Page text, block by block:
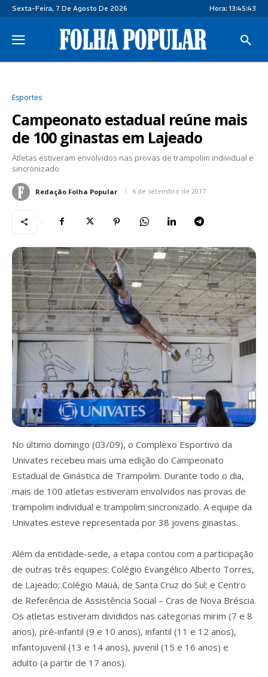
Sexta-Feira, 7 De Agosto De 2026 Hora: 13:45:43
Esportes
Campeonato estadual reúne mais
de 100 ginastas em Lajeado
Atletas estiveram envolvidos nas provas de trampolim individual e
sincronizado
Redação Folha Popular 6 de setembro de 2017
No último domingo (03/09), o Complexo Esportivo da
Univates recebeu mais uma edição do Campeonato
Estadual de Ginástica de Trampolim. Durante todo o dia,
mais de 100 atletas estiveram envolvidos nas provas de
trampolim individual e trampolim sincronizado. A equipe da
Univates esteve representada por 38 jovens ginastas.
Além da entidade-sede, a etapa contou com a participação
de outras três equipes: Colégio Evangélico Alberto Torres,
de Lajeado; Colégio Mauá, de Santa Cruz do Sul; e Centro
de Referência de Assistência Social – Cras de Nova Bréscia.
Os atletas estiveram divididos nas categorias mirim (7 e 8
anos), pré-infantil (9 e 10 anos), infantil (11 e 12 anos),
infantojuvenil (13 e 14 anos), juvenil (15 e 16 anos) e
adulto (a partir de 17 anos).